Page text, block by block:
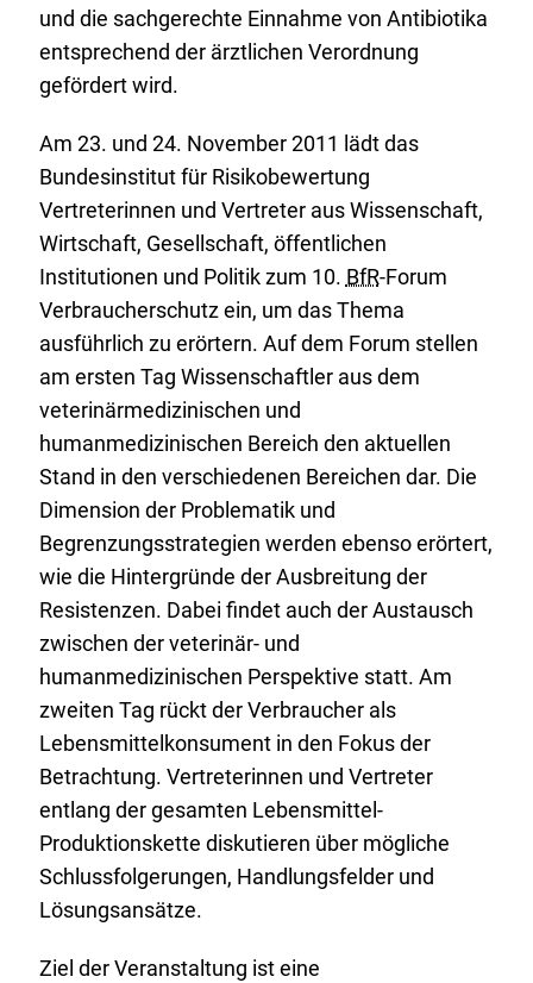
und die sachgerechte Einnahme von Antibiotika
entsprechend der ärztlichen Verordnung
gefördert wird.
Am 23. und 24. November 2011 lädt das
Bundesinstitut für Risikobewertung
Vertreterinnen und Vertreter aus Wissenschaft,
Wirtschaft, Gesellschaft, öffentlichen
Institutionen und Politik zum 10. BfR-Forum
Verbraucherschutz ein, um das Thema
ausführlich zu erörtern. Auf dem Forum stellen
am ersten Tag Wissenschaftler aus dem
veterinärmedizinischen und
humanmedizinischen Bereich den aktuellen
Stand in den verschiedenen Bereichen dar. Die
Dimension der Problematik und
Begrenzungsstrategien werden ebenso erörtert,
wie die Hintergründe der Ausbreitung der
Resistenzen. Dabei findet auch der Austausch
zwischen der veterinär- und
humanmedizinischen Perspektive statt. Am
zweiten Tag rückt der Verbraucher als
Lebensmittelkonsument in den Fokus der
Betrachtung. Vertreterinnen und Vertreter
entlang der gesamten Lebensmittel-
Produktionskette diskutieren über mögliche
Schlussfolgerungen, Handlungsfelder und
Lösungsansätze.
Ziel der Veranstaltung ist eine